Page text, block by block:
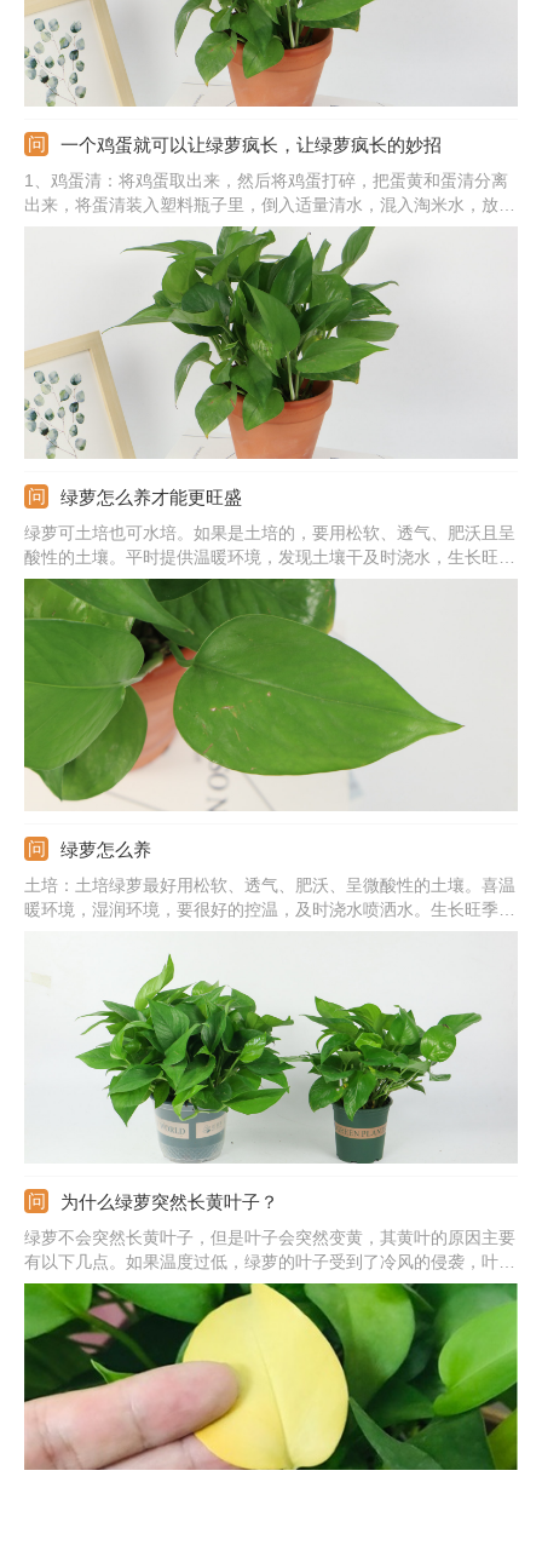
一个鸡蛋就可以让绿萝疯长，让绿萝疯长的妙招
1、鸡蛋清：将鸡蛋取出来，然后将鸡蛋打碎，把蛋黄和蛋清分离
出来，将蛋清装入塑料瓶子里，倒入适量清水，混入淘米水，放在
光线好的位置，密封30天左右，发酵好取出兑水稀释浇花。2、鸡
蛋壳：将鸡蛋壳收集好，放在阳光下晾晒，然后碾碎呈碎末，可以
在换土上盆时使用，将鸡蛋壳混合到营养土中，也可以挖坑埋入土
绿萝怎么养才能更旺盛
绿萝可土培也可水培。如果是土培的，要用松软、透气、肥沃且呈
酸性的土壤。平时提供温暖环境，发现土壤干及时浇水，生长旺季
还要追肥，满足对肥水的需求。且定期换土换盆。如果是水培的，
需要注意水质，定期换水，还要在水里滴加营养液，保证养分足，
这样才可促使绿萝旺盛生长。
绿萝怎么养
土培：土培绿萝最好用松软、透气、肥沃、呈微酸性的土壤。喜温
暖环境，湿润环境，要很好的控温，及时浇水喷洒水。生长旺季适
当追肥，给它充足的养分。水培：水培的绿萝要注意水质，最好用
井水、河水。初期勤换水，生根后水少时及时添加水即可。还要定
期修根，滴加营养液，保证养分足，这样才会旺盛生长。
为什么绿萝突然长黄叶子？
绿萝不会突然长黄叶子，但是叶子会突然变黄，其黄叶的原因主要
有以下几点。如果温度过低，绿萝的叶子受到了冷风的侵袭，叶片
就会突然变黄，及时提高养护温度。如果施肥过量，绿萝的叶子就
会突然变黄，及时用大水冲淋盆土，必要时换土重栽。另外阳光暴
晒和土壤干旱，绿萝的叶子也会突然变黄，将盆栽搬到阴凉处及时
浇水即可。